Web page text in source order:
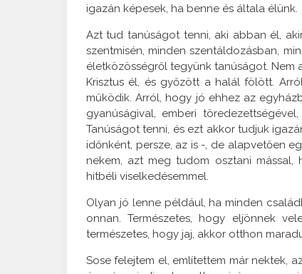
igazán képesek, ha benne és általa élünk.
Azt tud tanúságot tenni, aki abban él,
szentmisén, minden szentáldozásban,
életközösségről tegyünk tanúságot. Nem
Krisztus él, és győzött a halál fölött.
működik. Arról, hogy jó ehhez az
gyanúságival, emberi
Tanúságot tenni, és ezt akkor tudjuk
időnként, persze, az is -, de alapvetően
nekem, azt meg tudom osztani mással,
hitbéli viselkedésemmel.
Olyan jó lenne például, ha minden
onnan. Természetes, hogy eljönnek
természetes, hogy jaj, akkor otthon
Sose felejtem el, említettem már nektek,